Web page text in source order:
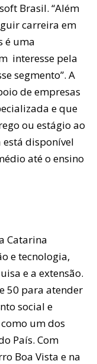
Brasil. “Além
carreira em
é uma
interesse pela
segmento”. A
de empresas
e que
ou estágio ao
disponível
até o ensino
Catarina
e tecnologia,
e a extensão.
50 para atender
social e
um dos
País. Com
Boa Vista e na